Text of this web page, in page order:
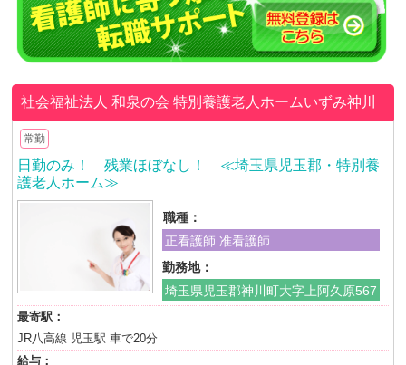
社会福祉法人 和泉の会特別養護老人ホームいずみ神川
常勤
日勤のみ！ 残業ほぼなし！ ≪埼玉県児玉郡・特別養
護老人ホーム≫
職種：
正看護師 准看護師
勤務地：
埼玉県児玉郡神川町大字上阿久原567
最寄駅：
JR八高線 児玉駅 車で20分
給与：